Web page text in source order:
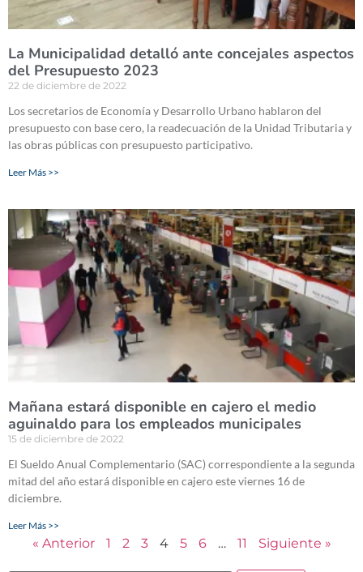
La Municipalidad detalló ante concejales aspectos
del Presupuesto 2023
22 de diciembre de 2022
Los secretarios de Economía y Desarrollo Urbano hablaron del
presupuesto con base cero, la readecuación de la Unidad Tributaria y
las obras públicas con presupuesto participativo.
Leer Más >>
Mañana estará disponible en cajero el medio
aguinaldo para los empleados municipales
15 de diciembre de 2022
El Sueldo Anual Complementario (SAC) correspondiente a la segunda
mitad del año estará disponible en cajero este viernes 16 de
diciembre.
Leer Más >>
« Anterior 1 2 3 4 5 6 … 11 Siguiente »